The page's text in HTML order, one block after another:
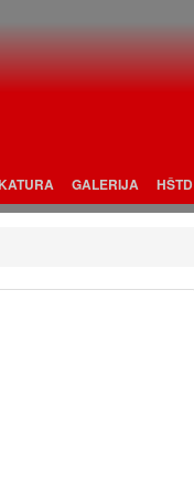
GALERIJA HŠTD